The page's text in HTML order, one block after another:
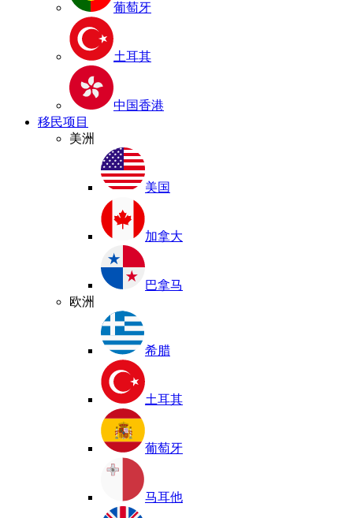
葡萄牙
土耳其
中国香港
移民项目
美洲
美国
加拿大
巴拿马
欧洲
希腊
土耳其
葡萄牙
马耳他